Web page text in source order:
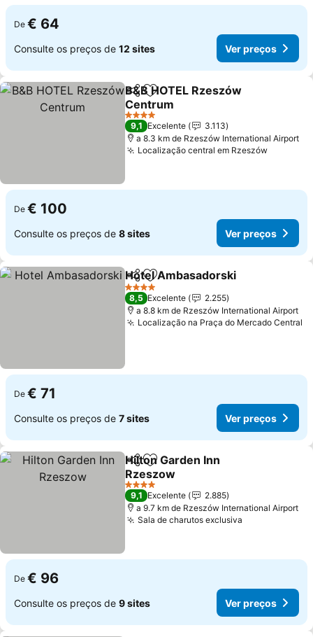
De € 64
Consulte os preços de 12 sites Ver preços
PartilharAdicionar aos favoritos
B&B HOTEL Rzeszów
Centrum
4 Estrelas
9,1 Excelente
3.113
a 8.3 km de Rzeszów International Airport
Localização central em Rzeszów
De € 100
Consulte os preços de 8 sites Ver preços
PartilharAdicionar aos favoritos
Hotel Ambasadorski
4 Estrelas
8,5 Excelente
2.255
a 8.8 km de Rzeszów International Airport
Localização na Praça do Mercado Central
De € 71
Consulte os preços de 7 sites Ver preços
PartilharAdicionar aos favoritos
Hilton Garden Inn
Rzeszow
4 Estrelas
9,1 Excelente
2.885
a 9.7 km de Rzeszów International Airport
Sala de charutos exclusiva
De € 96
Consulte os preços de 9 sites Ver preços